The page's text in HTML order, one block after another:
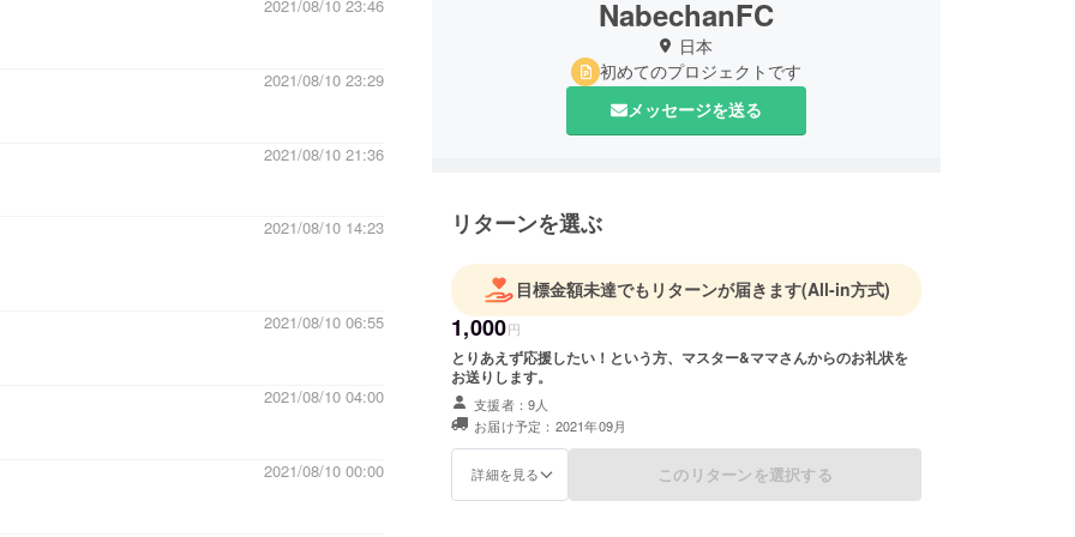
！！コロナ禍に負けず、頑張ってください！
2021/08/10 23:46
2021/08/10 23:29
2021/08/10 21:36
2021/08/10 14:23
2021/08/10 06:55
2021/08/10 04:00
2021/08/10 00:00
NabechanFC
日本
初めてのプロジェクトです
メッセージを送る
リターンを選ぶ
目標金額未達でもリターンが届きます(All-in方式)
1,000円
とりあえず応援したい！という方、マスター&ママさんからのお礼状を
お送りします。
支援者：9人
お届け予定：2021年09月
詳細を見る このリターンを選択する